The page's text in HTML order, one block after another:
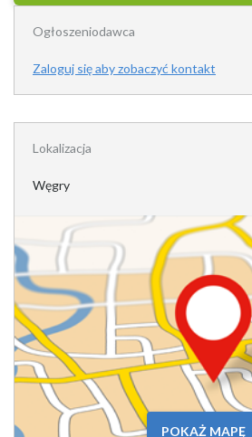
Ogłoszeniodawca
Zaloguj się aby zobaczyć kontakt
Lokalizacja
Węgry
POKAŻ MAPĘ